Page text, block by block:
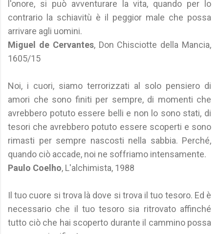
l'onore, si può avventurare la vita, quando per lo
contrario la schiavitù è il peggior male che possa
arrivare agli uomini.
Miguel de Cervantes, Don Chisciotte della Mancia,
1605/15
Noi, i cuori, siamo terrorizzati al solo pensiero di
amori che sono finiti per sempre, di momenti che
avrebbero potuto essere belli e non lo sono stati, di
tesori che avrebbero potuto essere scoperti e sono
rimasti per sempre nascosti nella sabbia. Perché,
quando ciò accade, noi ne soffriamo intensamente.
Paulo Coelho, L'alchimista, 1988
Il tuo cuore si trova là dove si trova il tuo tesoro. Ed è
necessario che il tuo tesoro sia ritrovato affinché
tutto ciò che hai scoperto durante il cammino possa